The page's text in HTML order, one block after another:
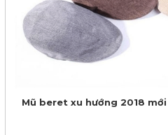
Mũ beret xu hướng 2018